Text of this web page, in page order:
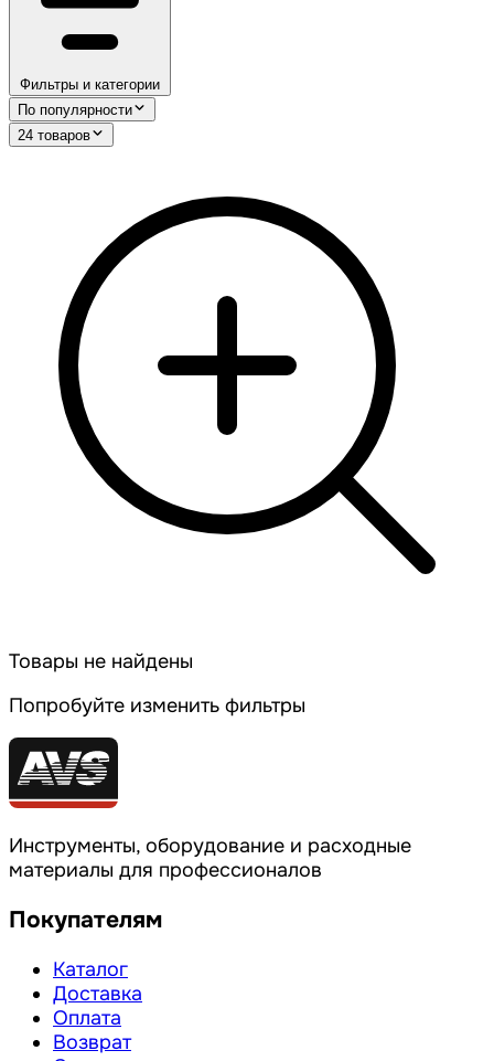
Фильтры и категории
По популярности
24 товаров
Товары не найдены
Попробуйте изменить фильтры
Инструменты, оборудование и расходные
материалы для профессионалов
Покупателям
Каталог
Доставка
Оплата
Возврат